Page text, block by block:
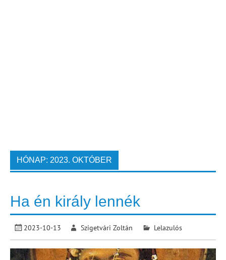
HÓNAP: 2023. OKTÓBER
Ha én király lennék
2023-10-13 Szigetvári Zoltán Lelazulós